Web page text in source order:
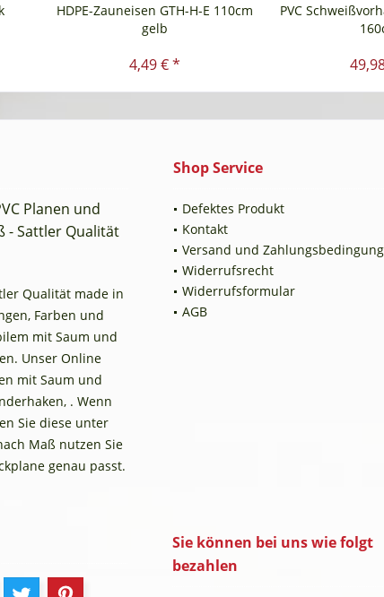
HDPE-Zauneisen GTH-H-E 110cm
gelb
4,49 € *
PVC
Planen und
- Sattler Qualität
Qualität made in
Farben und
mit Saum und
Unser Online
mit Saum und
. Wenn
Sie diese unter
Maß nutzen Sie
genau passt.
Shop Service
Defektes Produkt
Kontakt
Versand und
Widerrufsrecht
Widerrufsformular
AGB
Sie können bei uns wie folgt
bezahlen